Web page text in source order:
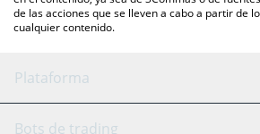
de las acciones que se lleven a cabo a partir de
cualquier contenido.
Plataforma
Bot GRID
Bots de trading